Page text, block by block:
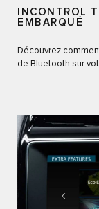
INCONTROL
EMBARQUÉ
Découvrez
de Bluetooth sur